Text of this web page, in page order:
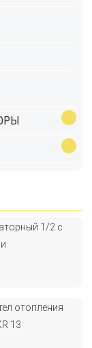
1/2 с
отопления
13